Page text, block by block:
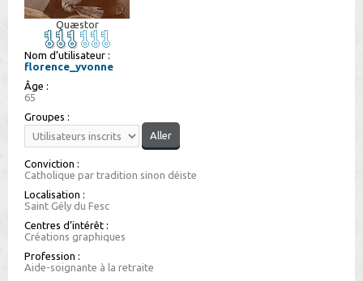
Quæstor
Nom d’utilisateur :
florence_yvonne
Âge :
65
Groupes :
Conviction :
Catholique par tradition sinon déiste
Localisation :
Saint Gély du Fesc
Centres d’intérêt :
Créations graphiques
Profession :
Aide-soignante à la retraite